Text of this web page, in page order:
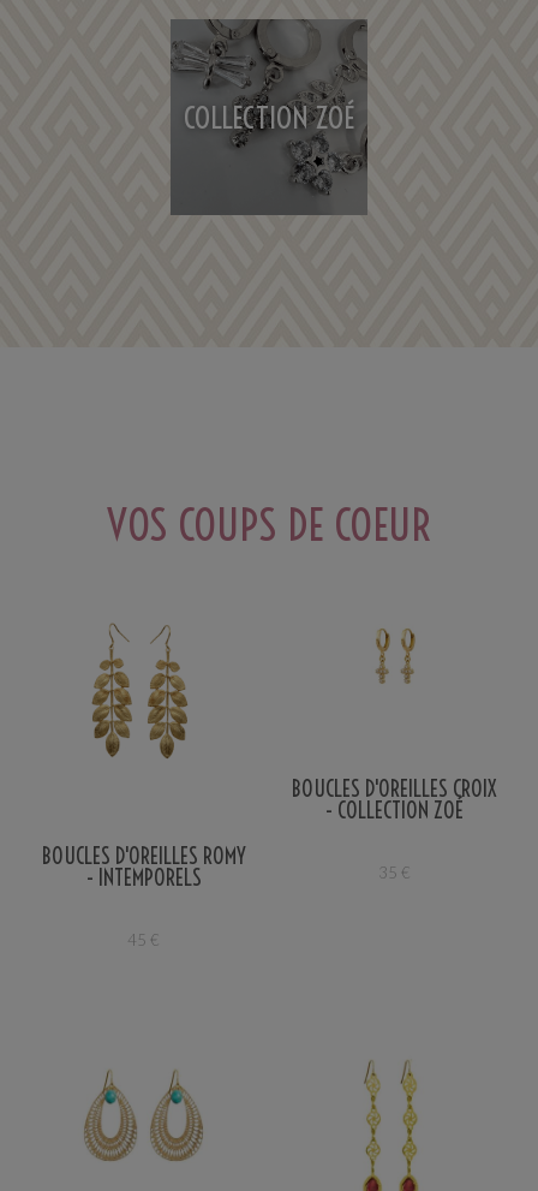
COLLECTION ZOÉ
VOS COUPS DE COEUR
BOUCLES D'OREILLES ROMY
- INTEMPORELS
45 €
BOUCLES D'OREILLES CROIX
- COLLECTION ZOÉ
35 €